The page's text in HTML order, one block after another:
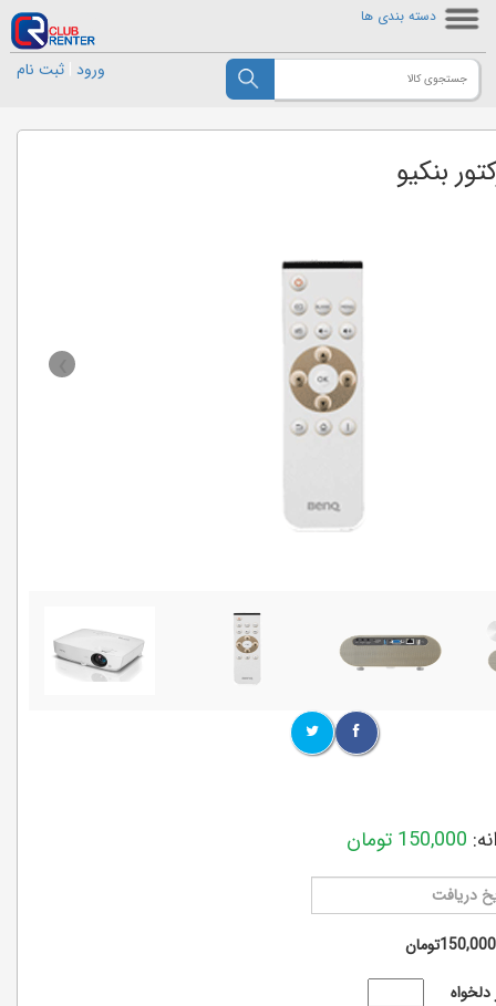
دسته بندی ها
ورود ثبت نام
بنکیو
›
150,000 تومان
150,000تومان